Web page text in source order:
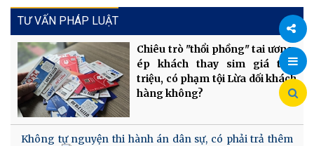
Chia
TƯ VẤN PHÁP LUẬT
Chiêu trò "thổi phồng" tai ương,
ép khách thay sim giá tiền
triệu, có phạm tội Lừa dối khách
hàng không?
Không tự nguyện thi hành án dân sự, có phải trả thêm